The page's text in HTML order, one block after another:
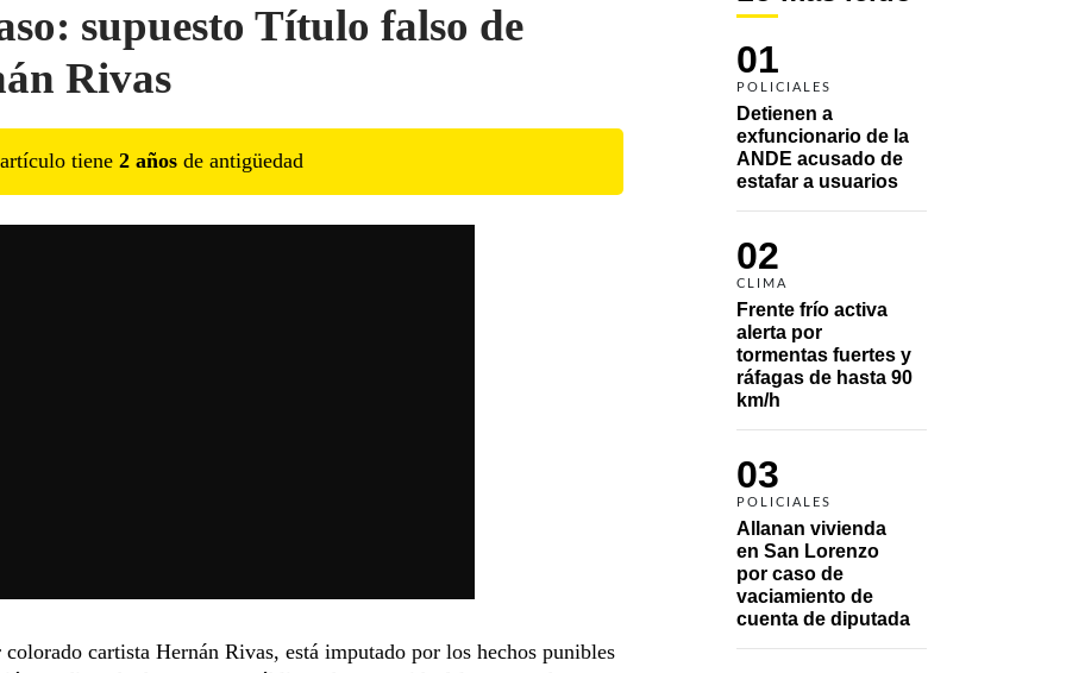
01
POLICIALES
Detienen a
exfuncionario de la
ANDE acusado de
estafar a usuarios
02
CLIMA
Frente frío activa
alerta por
tormentas fuertes y
ráfagas de hasta 90
km/h
03
POLICIALES
Allanan vivienda
en San Lorenzo
por caso de
vaciamiento de
cuenta de diputada
supuesto Título falso de
Rivas
tiene 2 años de antigüedad
colorado cartista Hernán Rivas, está imputado por los hechos punibles